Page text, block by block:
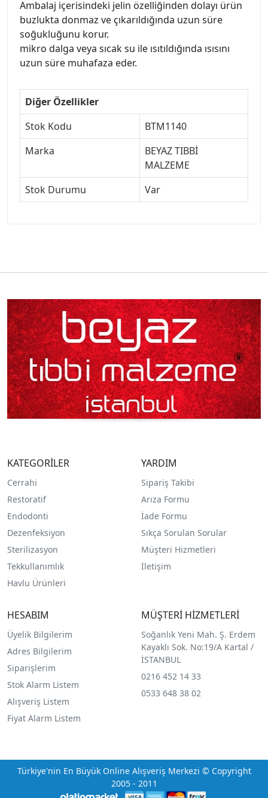
Ambalaj içerisindeki jelin özelliğinden dolayı ürün
buzlukta donmaz ve çıkarıldığında uzun süre
soğukluğunu korur.
mikro dalga veya sıcak su ile ısıtıldığında ısısını
uzun süre muhafaza eder.
Diğer Özellikler
Stok Kodu
BTM1140
Marka
BEYAZ TIBBİ
MALZEME
Stok Durumu
Var
KATEGORİLER
Cerrahi
Restoratif
Endodonti
Dezenfeksiyon
Sterilizasyon
Tekkullanımlık
Havlu Ürünleri
YARDIM
Sipariş Takibi
Arıza Formu
İade Formu
Sıkça Sorulan Sorular
Müşteri Hizmetleri
İletişim
HESABIM
Üyelik Bilgilerim
Adres Bilgilerim
Siparişlerim
Stok Alarm Listem
Alışveriş Listem
Fiyat Alarm Listem
MÜŞTERİ HİZMETLERİ
Soğanlık Yeni Mah. Ş. Erdem
Kayaklı Sok. No:19/A Kartal /
İSTANBUL
0216 452 14 33
0533 648 38 02
Türkiye'nin En Büyük Online Alışveriş Merkezi © Copyright
2005 - 2011